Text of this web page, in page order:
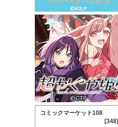
コミックマーケット108
[348]